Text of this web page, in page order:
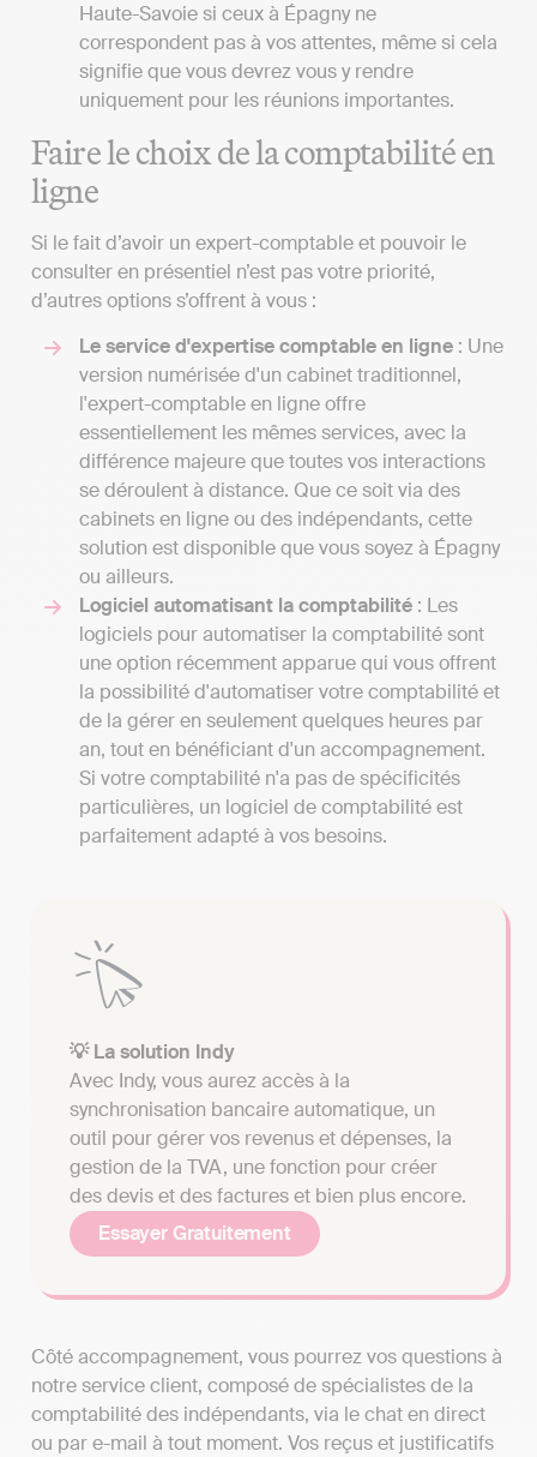
Haute-Savoie si ceux à Épagny ne
correspondent pas à vos attentes, même si cela
signifie que vous devrez vous y rendre
uniquement pour les réunions importantes.
Faire le choix de la comptabilité en
ligne
Si le fait d’avoir un expert-comptable et pouvoir le
consulter en présentiel n’est pas votre priorité,
d’autres options s’offrent à vous :
Le service d'expertise comptable en ligne : Une
version numérisée d'un cabinet traditionnel,
l'expert-comptable en ligne offre
essentiellement les mêmes services, avec la
différence majeure que toutes vos interactions
se déroulent à distance. Que ce soit via des
cabinets en ligne ou des indépendants, cette
solution est disponible que vous soyez à Épagny
ou ailleurs.
Logiciel automatisant la comptabilité : Les
logiciels pour automatiser la comptabilité sont
une option récemment apparue qui vous offrent
la possibilité d'automatiser votre comptabilité et
de la gérer en seulement quelques heures par
an, tout en bénéficiant d'un accompagnement.
Si votre comptabilité n'a pas de spécificités
particulières, un logiciel de comptabilité est
parfaitement adapté à vos besoins.
💡 La solution Indy
Avec Indy, vous aurez accès à la
synchronisation bancaire automatique, un
outil pour gérer vos revenus et dépenses, la
gestion de la TVA, une fonction pour créer
des devis et des factures et bien plus encore.
Essayer Gratuitement
Côté accompagnement, vous pourrez vos questions à
notre service client, composé de spécialistes de la
comptabilité des indépendants, via le chat en direct
ou par e-mail à tout moment. Vos reçus et justificatifs